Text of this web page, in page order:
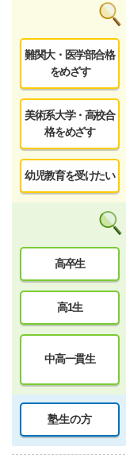
難関大・医学部合格
をめざす
美術系大学・高校合
格をめざす
幼児教育を受けたい
高卒生
高1生
中高一貫生
塾生の方